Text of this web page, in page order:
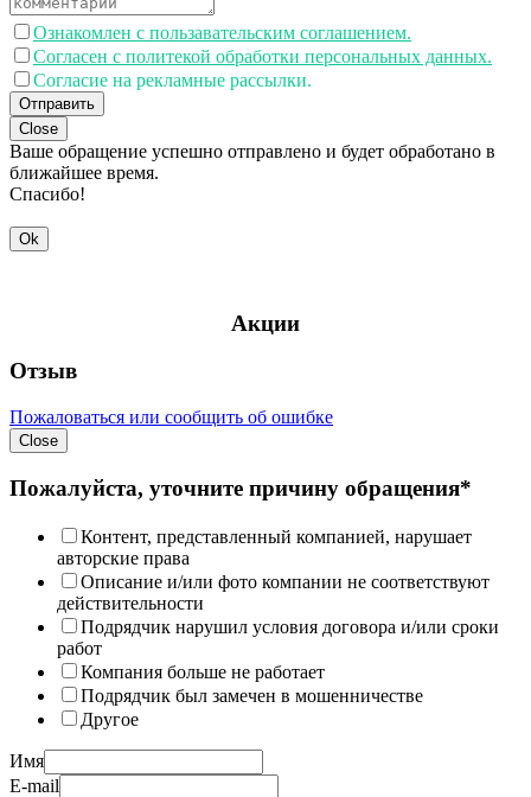
Ознакомлен с пользавательским соглашением.
Согласен с политекой обработки персональных данных.
Согласие на рекламные рассылки.
Отправить
Close
Ваше обращение успешно отправлено и будет обработано в
ближайшее время.
Спасибо!
Ok
Акции
Отзыв
Пожаловаться или сообщить об ошибке
Close
Пожалуйста, уточните причину обращения*
Контент, представленный компанией, нарушает
авторские права
Описание и/или фото компании не соответствуют
действительности
Подрядчик нарушил условия договора и/или сроки
работ
Компания больше не работает
Подрядчик был замечен в мошенничестве
Другое
Имя
E-mail